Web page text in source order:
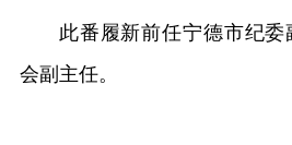
此番履新前任宁德市纪
会副主任。